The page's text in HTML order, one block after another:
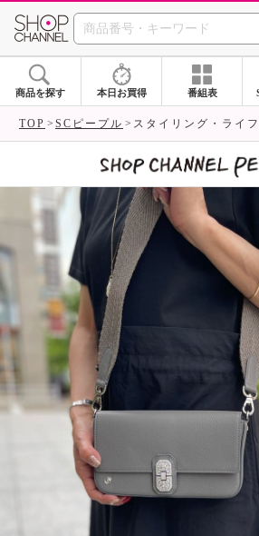
SHOP
商品を探す 本日お買得 番組表
TOP SCピープル スタイリング・ライ